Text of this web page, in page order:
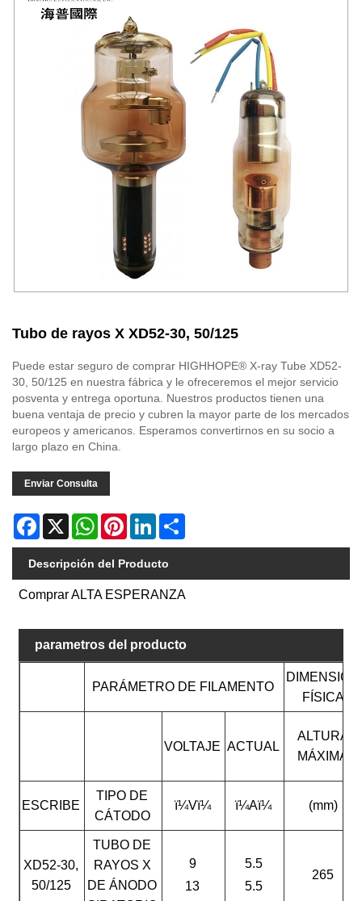
Tubo de rayos X XD52-30, 50/125
Puede estar seguro de comprar HIGHHOPE® X-ray Tube XD52-
30, 50/125 en nuestra fábrica y le ofreceremos el mejor servicio
posventa y entrega oportuna. Nuestros productos tienen una
buena ventaja de precio y cubren la mayor parte de los mercados
europeos y americanos. Esperamos convertirnos en su socio a
largo plazo en China.
Enviar Consulta
Facebook
X WhatsAppPinterestLinkedIn
Descripción del Producto
Comprar ALTA ESPERANZA
parametros del producto
PARÁMETRO DE FILAMENTO
DIMENSIÓN
FÍSICA
VOLTAJE ACTUAL
ALTURA
MÁXIMA
ESCRIBE
TIPO DE
CÁTODO
ï¼Vï¼ ï¼Aï¼ (mm)
XD52-30,
50/125
TUBO DE
RAYOS X
DE ÁNODO
9
13
5.5
5.5
265